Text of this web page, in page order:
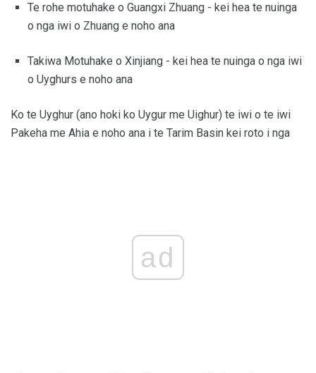
Te rohe motuhake o Guangxi Zhuang - kei hea te nuinga
o nga iwi o Zhuang e noho ana
Takiwa Motuhake o Xinjiang - kei hea te nuinga o nga iwi
o Uyghurs e noho ana
Ko te Uyghur (ano hoki ko Uygur me Uighur) te iwi o te iwi
Pakeha me Ahia e noho ana i te Tarim Basin kei roto i nga
ad